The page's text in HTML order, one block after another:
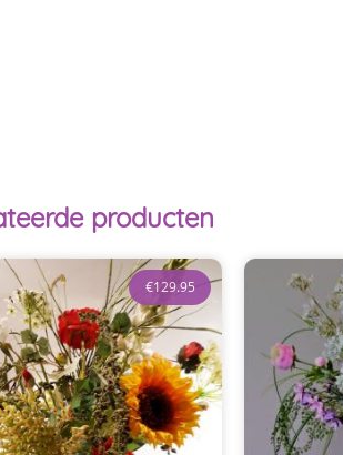
producten
€129.95